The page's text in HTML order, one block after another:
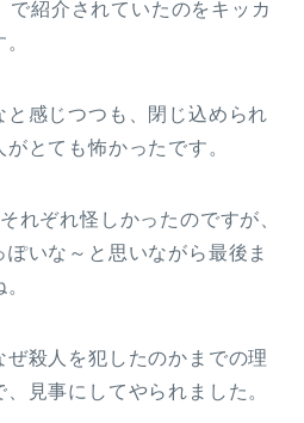
で紹介されていたのをキッカ
感じつつも、閉じ込められ
とても怖かったです。
れぞれ怪しかったのですが、
いな～と思いながら最後ま
殺人を犯したのかまでの理
見事にしてやられました。